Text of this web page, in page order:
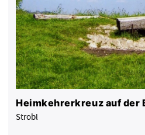
Heimkehrerkreuz auf der
Strobl